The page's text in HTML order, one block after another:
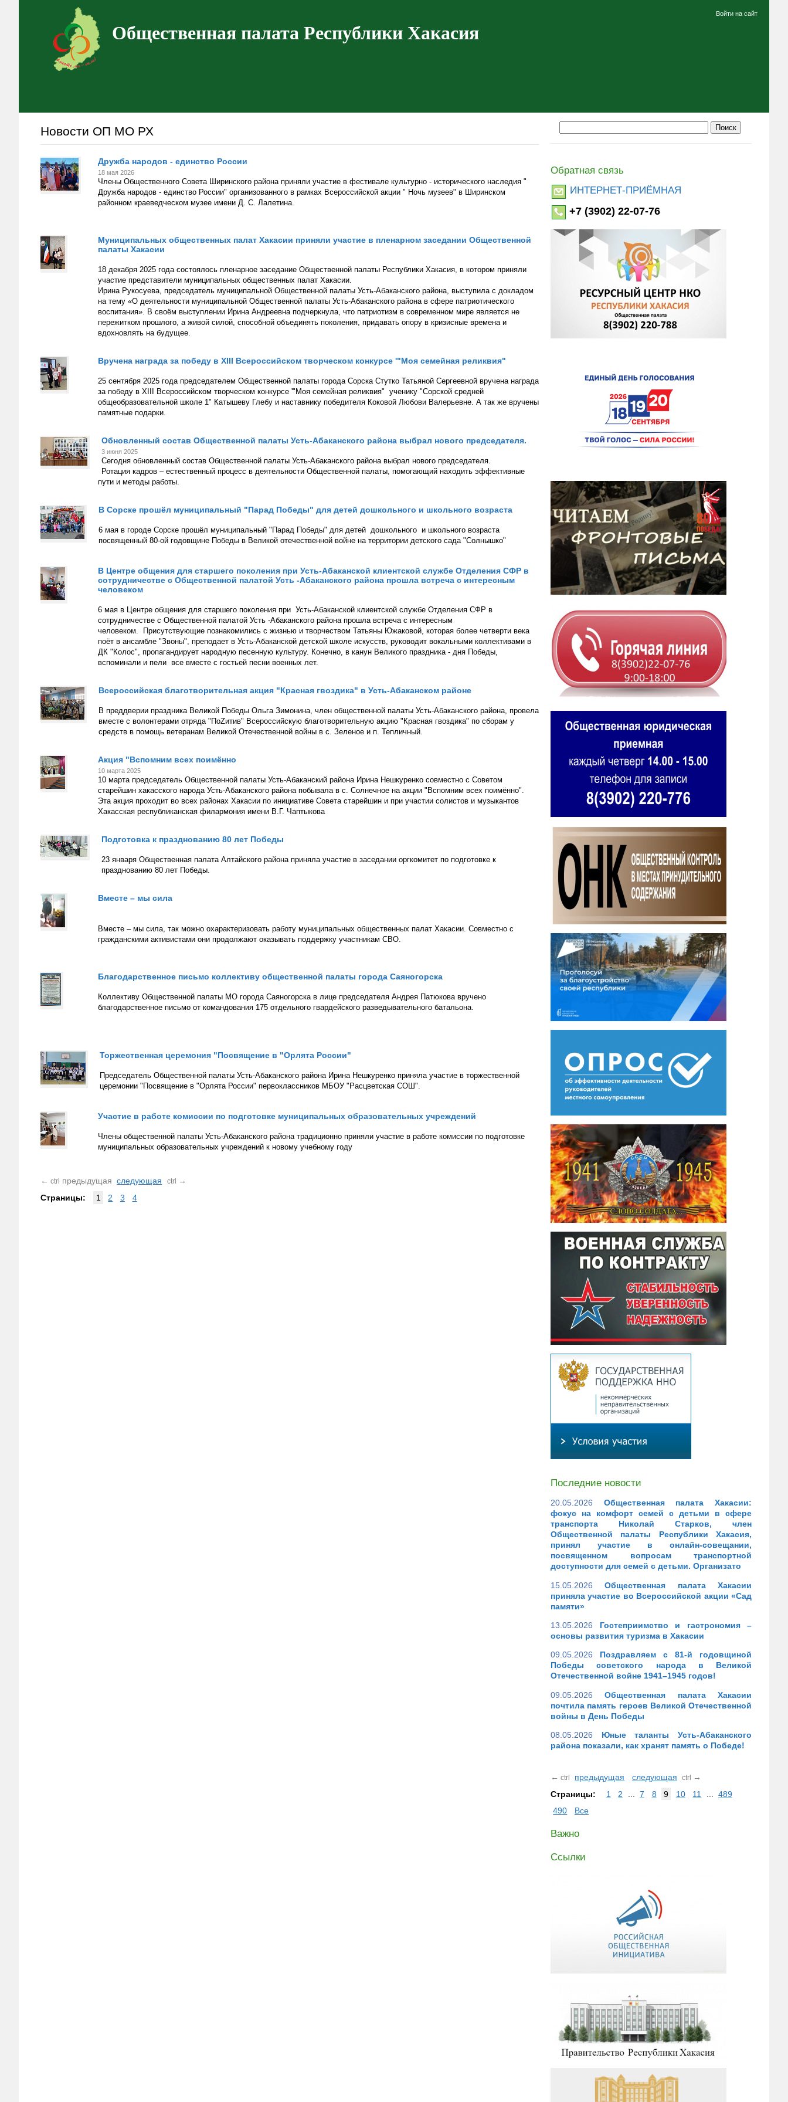
Общественная палата Республики Хакасия
Войти на сайт
Новости ОП МО РХ
Дружба народов - единство России
18 мая 2026
Члены Общественного Совета Ширинского района приняли участие в фестивале культурно - исторического наследия "
Дружба народов - единство России" организованного в рамках Всероссийской акции " Ночь музеев" в Ширинском
районном краеведческом музее имени Д. С. Лалетина.
Муниципальных общественных палат Хакасии приняли участие в пленарном заседании Общественной
палаты Хакасии
18 декабря 2025 года состоялось пленарное заседание Общественной палаты Республики Хакасия, в котором приняли
участие представители муниципальных общественных палат Хакасии.
Ирина Рукосуева, председатель муниципальной Общественной палаты Усть-Абаканского района, выступила с докладом
на тему «О деятельности муниципальной Общественной палаты Усть-Абаканского района в сфере патриотического
воспитания». В своём выступлении Ирина Андреевна подчеркнула, что патриотизм в современном мире является не
пережитком прошлого, а живой силой, способной объединять поколения, придавать опору в кризисные времена и
вдохновлять на будущее.
Вручена награда за победу в XIII Всероссийском творческом конкурсе '"Моя семейная реликвия"
25 сентября 2025 года председателем Общественной палаты города Сорска Стутко Татьяной Сергеевной вручена награда
за победу в XIII Всероссийском творческом конкурсе '"Моя семейная реликвия" ученику "Сорской средней
общеобразовательной школе 1" Катышеву Глебу и наставнику победителя Коковой Любови Валерьевне. А так же вручены
памятные подарки.
Обновленный состав Общественной палаты Усть-Абаканского района выбрал нового председателя.
3 июня 2025
Сегодня обновленный состав Общественной палаты Усть-Абаканского района выбрал нового председателя.
Ротация кадров – естественный процесс в деятельности Общественной палаты, помогающий находить эффективные
пути и методы работы.
В Сорске прошёл муниципальный "Парад Победы" для детей дошкольного и школьного возраста
6 мая в городе Сорске прошёл муниципальный "Парад Победы" для детей дошкольного и школьного возраста
посвященный 80-ой годовщине Победы в Великой отечественной войне на территории детского сада "Солнышко"
В Центре общения для старшего поколения при Усть-Абаканской клиентской службе Отделения СФР в
сотрудничестве с Общественной палатой Усть -Абаканского района прошла встреча с интересным
человеком
6 мая в Центре общения для старшего поколения при Усть-Абаканской клиентской службе Отделения СФР в
сотрудничестве с Общественной палатой Усть -Абаканского района прошла встреча с интересным
человеком. Присутствующие познакомились с жизнью и творчеством Татьяны Южаковой, которая более четверти века
поёт в ансамбле "Звоны", преподает в Усть-Абаканской детской школе искусств, руководит вокальными коллективами в
ДК "Колос", пропагандирует народную песенную культуру. Конечно, в канун Великого праздника - дня Победы,
вспоминали и пели все вместе с гостьей песни военных лет.
Всероссийская благотворительная акция "Красная гвоздика" в Усть-Абаканском районе
В преддверии праздника Великой Победы Ольга Зимонина, член общественной палаты Усть-Абаканского района, провела
вместе с волонтерами отряда "ПоZитив" Всероссийскую благотворительную акцию "Красная гвоздика" по сборам у
средств в помощь ветеранам Великой Отечественной войны в с. Зеленое и п. Тепличный.
Акция "Вспомним всех поимённо
10 марта 2025
10 марта председатель Общественной палаты Усть-Абаканский района Ирина Нешкуренко совместно с Советом
старейшин хакасского народа Усть-Абаканского района побывала в с. Солнечное на акции "Вспомним всех поимённо".
Эта акция проходит во всех районах Хакасии по инициативе Совета старейшин и при участии солистов и музыкантов
Хакасская республиканская филармония имени В.Г. Чаптыкова
Подготовка к празднованию 80 лет Победы
23 января Общественная палата Алтайского района приняла участие в заседании оргкомитет по подготовке к
празднованию 80 лет Победы.
Вместе – мы сила
Вместе – мы сила, так можно охарактеризовать работу муниципальных общественных палат Хакасии. Совместно с
гражданскими активистами они продолжают оказывать поддержку участникам СВО.
Благодарственное письмо коллективу общественной палаты города Саяногорска
Коллективу Общественной палаты МО города Саяногорска в лице председателя Андрея Патюкова вручено
благодарственное письмо от командования 175 отдельного гвардейского разведывательного батальона.
Торжественная церемония "Посвящение в "Орлята России"
Председатель Общественной палаты Усть-Абаканского района Ирина Нешкуренко приняла участие в торжественной
церемонии "Посвящение в "Орлята России" первоклассников МБОУ "Расцветская СОШ".
Участие в работе комиссии по подготовке муниципальных образовательных учреждений
Члены общественной палаты Усть-Абаканского района традиционно приняли участие в работе комиссии по подготовке
муниципальных образовательных учреждений к новому учебному году
← ctrl предыдущая следующая ctrl
→
Страницы:
1 2 3 4
Обратная связь
ИНТЕРНЕТ-ПРИЁМНАЯ
+7 (3902) 22-07-76
Последние новости
20.05.2026
Общественная палата Хакасии:
фокус на комфорт семей с детьми в сфере
транспорта Николай Старков, член
Общественной палаты Республики Хакасия,
принял участие в онлайн-совещании,
посвященном вопросам транспортной
доступности для семей с детьми. Организато
15.05.2026
Общественная палата Хакасии
приняла участие во Всероссийской акции «Сад
памяти»
13.05.2026
Гостеприимство и гастрономия –
основы развития туризма в Хакасии
09.05.2026
Поздравляем с 81-й годовщиной
Победы советского народа в Великой
Отечественной войне 1941–1945 годов!
09.05.2026
Общественная палата Хакасии
почтила память героев Великой Отечественной
войны в День Победы
08.05.2026
Юные таланты Усть-Абаканского
района показали, как хранят память о Победе!
← ctrl предыдущая следующая ctrl →
Страницы:
1 2 7 8 9 10 11
489
490
Все
Важно
Ссылки